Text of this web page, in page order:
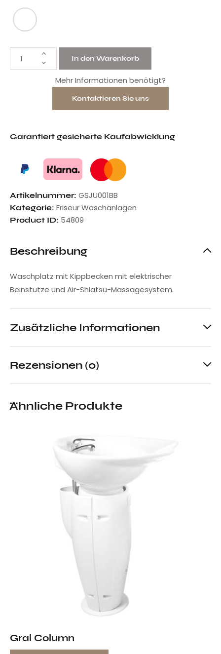
In den Warenkorb
Mehr Informationen benötigt?
Kontaktieren Sie uns
Garantiert gesicherte Kaufabwicklung
Artikelnummer: GSJU001BB
Kategorie: Friseur Waschanlagen
Product ID: 54809
Beschreibung
Waschplatz mit Kippbecken mit elektrischer
Beinstütze und Air-Shiatsu-Massagesystem.
Zusätzliche Informationen
Rezensionen (0)
Ähnliche Produkte
Gral Column